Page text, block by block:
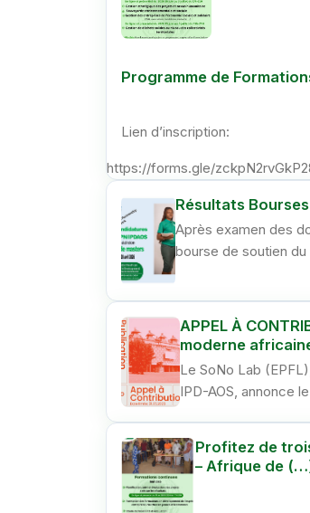
Programme de
Lien d’inscription:
https://forms.gle/
Résultats
Après examen des
bourse de soutien
APPEL À
moderne
Le SoNo Lab
IPD-AOS, annonce
Profitez de
– Afrique de